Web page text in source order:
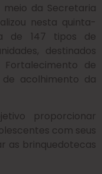
meio da Secretaria
nesta quinta-
de 147 tipos de
destinados
de
acolhimento da
proporcionar
com seus
as brinquedotecas